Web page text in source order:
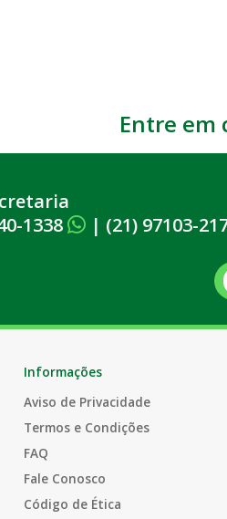
Entre em
1338 | (21) 97103-
Informações
Aviso de Privacidade
Termos e Condições
FAQ
Fale Conosco
Código de Ética